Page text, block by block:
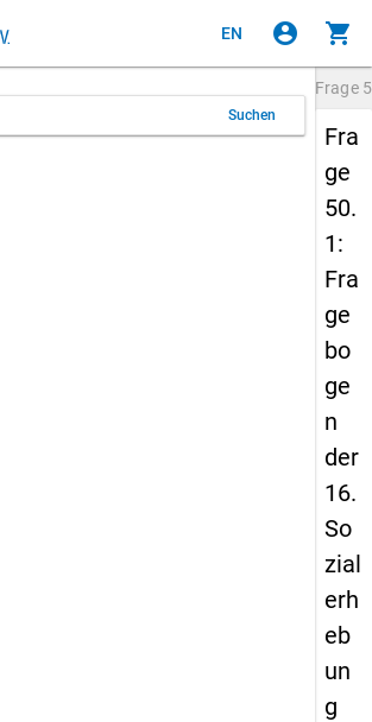
EN account_circle shopping_cart
Suchen
Frage
Fra
ge
50.
1:
Fra
ge
bo
ge
n
der
16.
So
zial
erh
eb
un
g